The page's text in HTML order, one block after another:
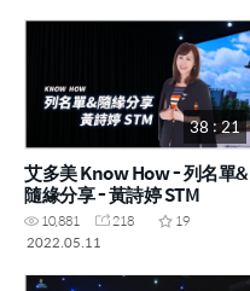
38 : 21
艾多美 Know How - 列名單&
隨緣分享 - 黃詩婷 STM
10,881 218
19
2022.05.11